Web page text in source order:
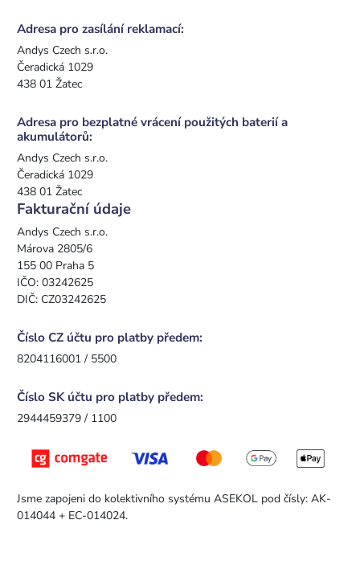
Adresa pro zasílání reklamací:
Andys Czech s.r.o.
Čeradická 1029
438 01 Žatec
Adresa pro bezplatné vrácení použitých baterií a
akumulátorů:
Andys Czech s.r.o.
Čeradická 1029
438 01 Žatec
Fakturační údaje
Andys Czech s.r.o.
Márova 2805/6
155 00 Praha 5
IČO: 03242625
DIČ: CZ03242625
Číslo CZ účtu pro platby předem:
8204116001 / 5500
Číslo SK účtu pro platby předem:
2944459379 / 1100
Jsme zapojeni do kolektivního systému ASEKOL pod čísly: AK-
014044 + EC-014024.